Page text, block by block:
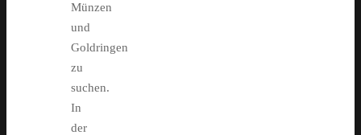
Münzen
und
Goldringen
zu
suchen.
In
der